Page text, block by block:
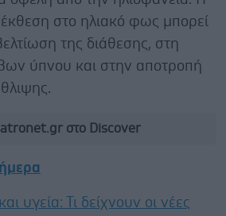
στο ηλιακό φως μπορεί
της διάθεσης, στη
ύπνου και στην αποτροπή
στο Discover
υγεία: Τι δείχνουν οι νέες